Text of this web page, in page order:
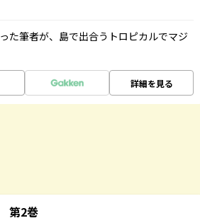
た筆者が、島で出合うトロピカルでマジ
詳細を見る
第2巻